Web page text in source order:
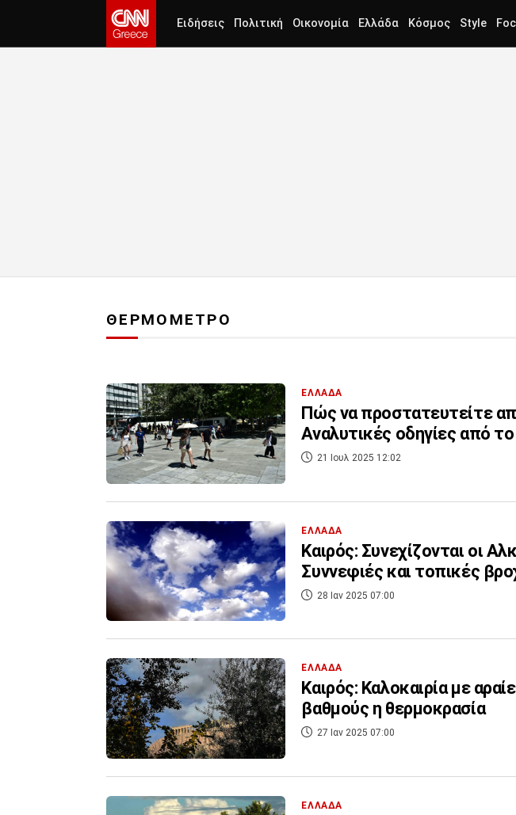
Ειδήσεις Πολιτική Οικονομία Ελλάδα Κόσμος Style
ΘΕΡΜΟΜΕΤΡΟ
ΕΛΛΑΔΑ
Πώς να προστατευτείτε
Αναλυτικές οδηγίες από
21 Ιουλ 2025 12:02
ΕΛΛΑΔΑ
Καιρός: Συνεχίζονται οι
Συννεφιές και τοπικές
28 Ιαν 2025 07:00
ΕΛΛΑΔΑ
Καιρός: Καλοκαιρία με
βαθμούς η θερμοκρασία
27 Ιαν 2025 07:00
ΕΛΛΑΔΑ